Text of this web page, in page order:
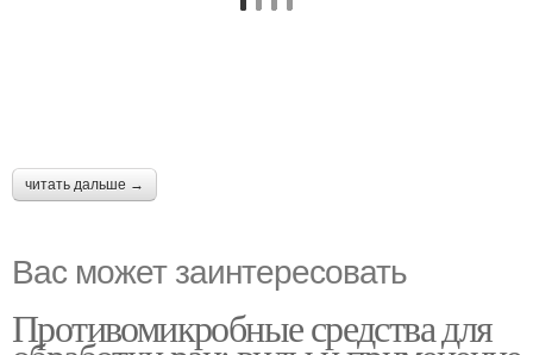
читать дальше →
Вас может заинтересовать
Противомикробные средства для